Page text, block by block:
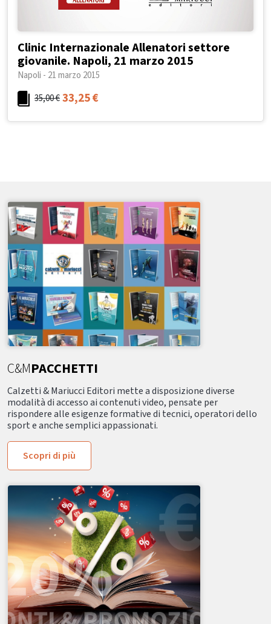
Clinic Internazionale Allenatori settore
giovanile. Napoli, 21 marzo 2015
Napoli - 21 marzo 2015
35,00€33,25€
C&MPACCHETTI
Calzetti & Mariucci Editori mette a disposizione diverse
modalità di accesso ai contenuti video, pensate per
rispondere alle esigenze formative di tecnici, operatori dello
sport e anche semplici appassionati.
Scopri di più